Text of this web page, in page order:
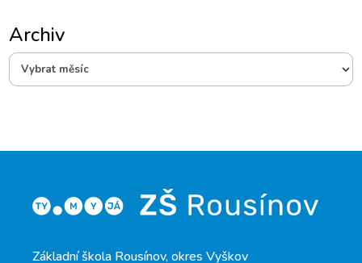
ArchivArchiv
Základní škola Rousínov, okres Vyškov